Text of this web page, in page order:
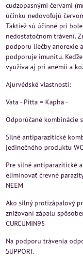
cudzopasnými červami
účinku nedovoľujú
Taktiež sú účinné pri
nedostatočnom trávení.
podporu liečby anorexie
podporuje imunitu.
využíva aj pri anémii a
Ajurvédské vlastnosti:
Vata - Pitta = Kapha -
Odporúčané kombinácie
Silné antiparazitické
jedinečného produktu
Pre silné antiparazitické
eliminovať črevné
NEEM
Ako silný protizápalový
znižovaní zápalu
CURCUMIN95
Na podporu trávenia
SUPPORT.